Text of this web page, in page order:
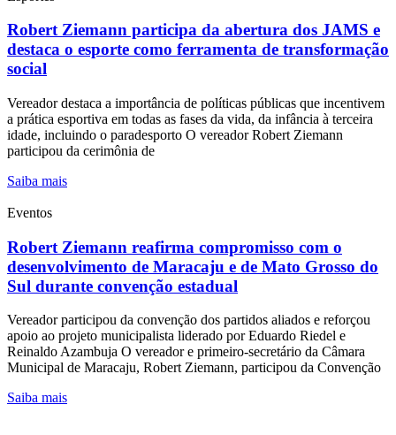
Robert Ziemann participa da abertura dos JAMS e
destaca o esporte como ferramenta de transformação
social
Vereador destaca a importância de políticas públicas que incentivem
a prática esportiva em todas as fases da vida, da infância à terceira
idade, incluindo o paradesporto O vereador Robert Ziemann
participou da cerimônia de
Saiba mais
Eventos
Robert Ziemann reafirma compromisso com o
desenvolvimento de Maracaju e de Mato Grosso do
Sul durante convenção estadual
Vereador participou da convenção dos partidos aliados e reforçou
apoio ao projeto municipalista liderado por Eduardo Riedel e
Reinaldo Azambuja O vereador e primeiro-secretário da Câmara
Municipal de Maracaju, Robert Ziemann, participou da Convenção
Saiba mais